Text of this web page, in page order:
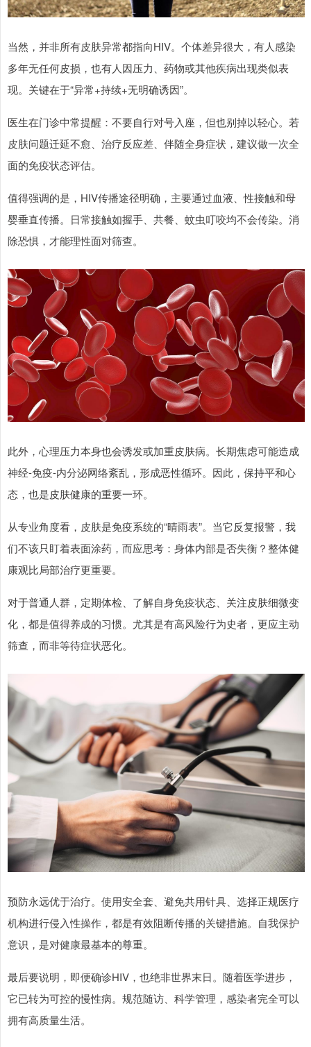
当然，并非所有皮肤异常都指向HIV。个体差异很大，有人感染
多年无任何皮损，也有人因压力、药物或其他疾病出现类似表
现。关键在于“异常+持续+无明确诱因”。
医生在门诊中常提醒：不要自行对号入座，但也别掉以轻心。若
皮肤问题迁延不愈、治疗反应差、伴随全身症状，建议做一次全
面的免疫状态评估。
值得强调的是，HIV传播途径明确，主要通过血液、性接触和母
婴垂直传播。日常接触如握手、共餐、蚊虫叮咬均不会传染。消
除恐惧，才能理性面对筛查。
此外，心理压力本身也会诱发或加重皮肤病。长期焦虑可能造成
神经-免疫-内分泌网络紊乱，形成恶性循环。因此，保持平和心
态，也是皮肤健康的重要一环。
从专业角度看，皮肤是免疫系统的“晴雨表”。当它反复报警，我
们不该只盯着表面涂药，而应思考：身体内部是否失衡？整体健
康观比局部治疗更重要。
对于普通人群，定期体检、了解自身免疫状态、关注皮肤细微变
化，都是值得养成的习惯。尤其是有高风险行为史者，更应主动
筛查，而非等待症状恶化。
预防永远优于治疗。使用安全套、避免共用针具、选择正规医疗
机构进行侵入性操作，都是有效阻断传播的关键措施。自我保护
意识，是对健康最基本的尊重。
最后要说明，即便确诊HIV，也绝非世界末日。随着医学进步，
它已转为可控的慢性病。规范随访、科学管理，感染者完全可以
拥有高质量生活。